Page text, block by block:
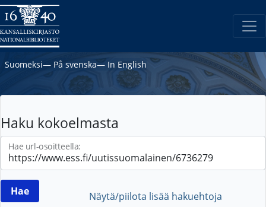
Suomeksi― På svenska― In English
Haku kokoelmasta
Hae url-osoitteella:
Näytä/piilota lisää hakuehtoja